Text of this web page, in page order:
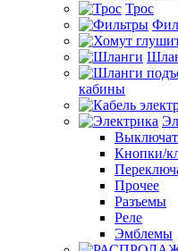
Трос
кабины
Кнопки/
Прочее
Разъемы
Реле
Эмблемы